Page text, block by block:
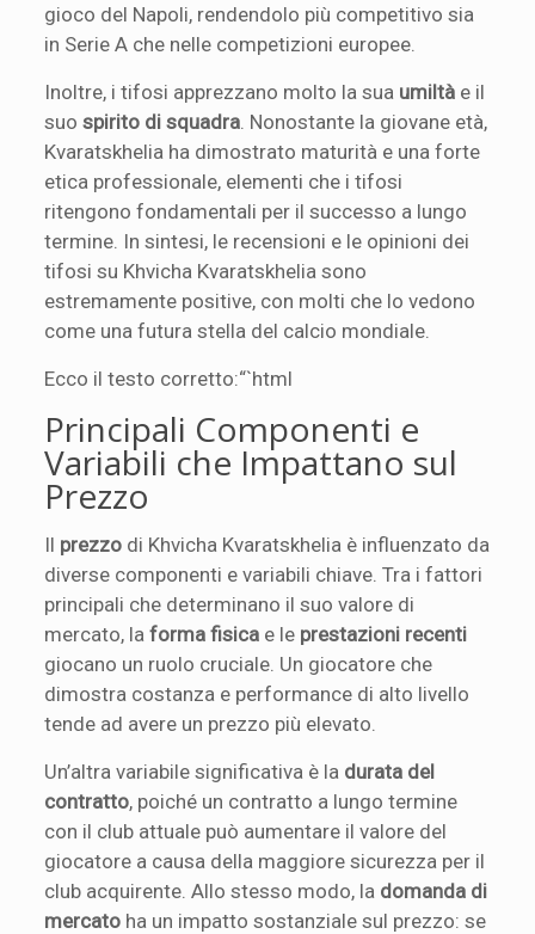
gioco del Napoli, rendendolo più competitivo sia
in Serie A che nelle competizioni europee.
Inoltre, i tifosi apprezzano molto la sua umiltà e il
suospirito di squadra . Nonostante la giovane età,
Kvaratskhelia ha dimostrato maturità e una forte
etica professionale, elementi che i tifosi
ritengono fondamentali per il successo a lungo
termine. In sintesi, le recensioni e le opinioni dei
tifosi su Khvicha Kvaratskhelia sono
estremamente positive, con molti che lo vedono
come una futura stella del calcio mondiale.
Ecco il testo corretto:“`html
Principali Componenti e
Variabili che Impattano sul
Prezzo
Il prezzo di Khvicha Kvaratskhelia è influenzato da
diverse componenti e variabili chiave. Tra i fattori
principali che determinano il suo valore di
mercato, laforma fisica e le prestazioni recenti
giocano un ruolo cruciale. Un giocatore che
dimostra costanza e performance di alto livello
tende ad avere un prezzo più elevato.
Un’altra variabile significativa è la durata del
contratto, poiché un contratto a lungo termine
con il club attuale può aumentare il valore del
giocatore a causa della maggiore sicurezza per il
club acquirente. Allo stesso modo, la domanda di
mercato ha un impatto sostanziale sul prezzo: se